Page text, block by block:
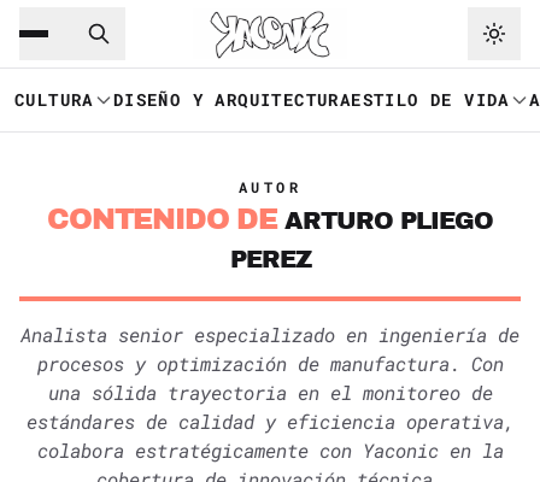
Saltar al contenido principal
CULTURA DISEÑO Y ARQUITECTURAESTILO DE VIDA
AUTOR
CONTENIDO DEARTURO PLIEGO
PEREZ
Analista senior especializado en ingeniería de
procesos y optimización de manufactura. Con
una sólida trayectoria en el monitoreo de
estándares de calidad y eficiencia operativa,
colabora estratégicamente con Yaconic en la